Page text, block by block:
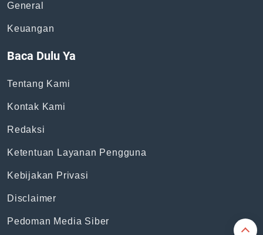
General
Keuangan
Baca Dulu Ya
Tentang Kami
Kontak Kami
Redaksi
Ketentuan Layanan Pengguna
Kebijakan Privasi
Disclaimer
Pedoman Media Siber